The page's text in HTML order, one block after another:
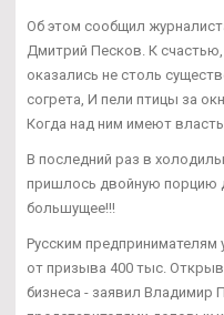
Об этом сообщил
Дмитрий Песков. К
оказались не столь
согрета, И пели птицы за
Когда над ним имеют власть.
В последний раз в
пришлось двойную порцию
большущее!!!
Русским предпринимателям
от призыва 400 тыс.
бизнеса - заявил Владимир